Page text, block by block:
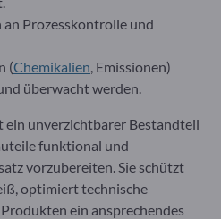
Prozesskontrolle und
(Chemikalien, Emissionen)
überwacht werden.
unverzichtbarer Bestandteil
funktional und
vorzubereiten. Sie schützt
optimiert technische
ein ansprechendes